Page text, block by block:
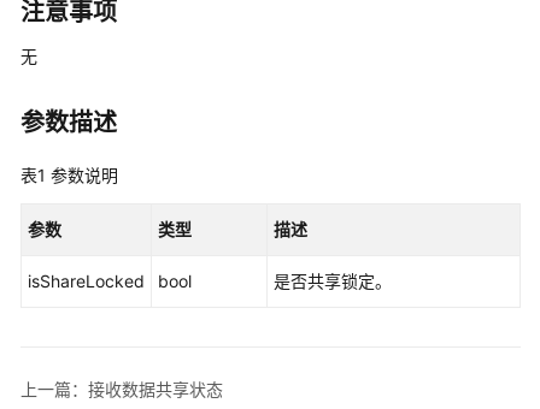
费
购
指
速
管
注意事项
无
参数描述
表1 参数说明
参数 类型 描述
isShareLocked bool 是否共享锁定。
上一篇：接收数据共享状态